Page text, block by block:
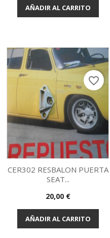
AÑADIR AL CARRITO
Vista rápida
CER302 RESBALON PUERTA
SEAT...
Precio
20,00 €
AÑADIR AL CARRITO
favorite_border